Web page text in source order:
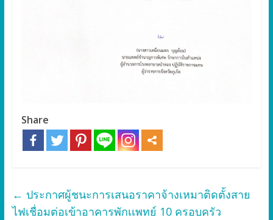
Share
← ประกาศผู้ชนะการเสนอราคาจ้างเหมาติดตั้งสาย
ไฟเชื่อมต่อเข้าอาคารพักเเพทย์ 10 ครอบครัว